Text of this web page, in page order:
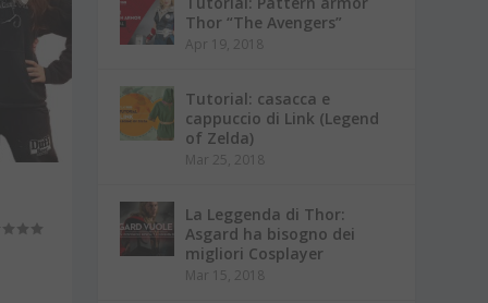
Thor “The Avengers”
Apr 19, 2018
Tutorial: casacca e
cappuccio di Link (Legend
of Zelda)
Mar 25, 2018
La Leggenda di Thor:
Asgard ha bisogno dei
migliori Cosplayer
Mar 15, 2018